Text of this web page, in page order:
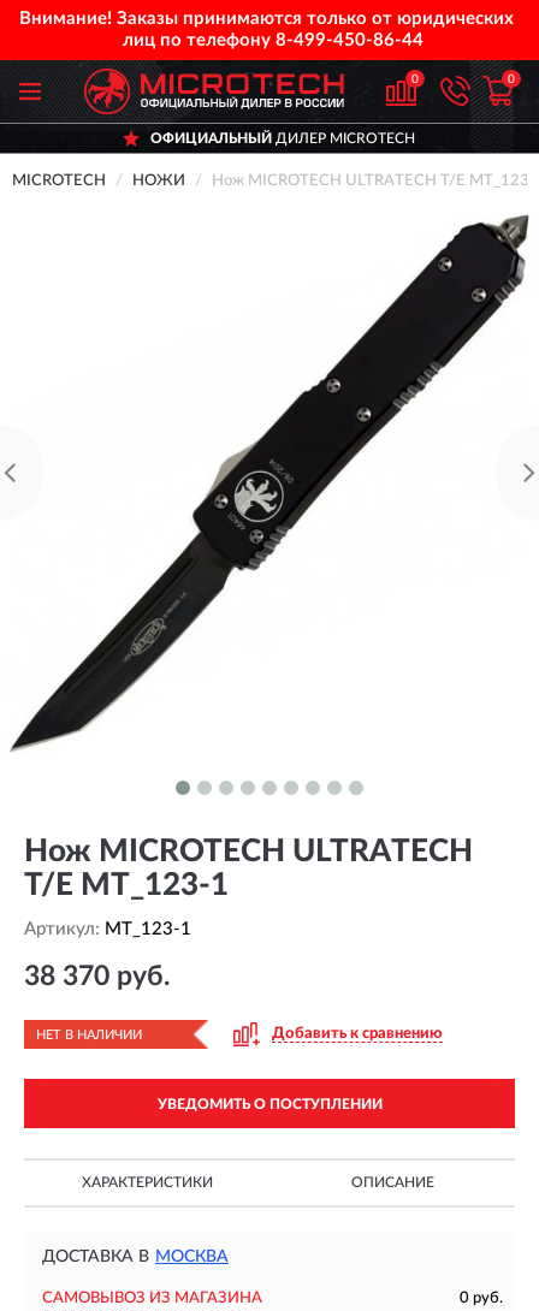
Внимание! Заказы принимаются только от юридических
лиц по телефону 8-499-450-86-44
0 0
ОФИЦИАЛЬНЫЙДИЛЕР MICROTECH
MICROTECH НОЖИ Нож MICROTECH ULTRATECH T/E MT_123-
Нож MICROTECH ULTRATECH
T/E MT_123-1
Артикул: MT_123-1
38 370 руб.
НЕТ В НАЛИЧИИ Добавить к сравнению
УВЕДОМИТЬ О ПОСТУПЛЕНИИ
ХАРАКТЕРИСТИКИ ОПИСАНИЕ
ДОСТАВКА В МОСКВА
САМОВЫВОЗ ИЗ МАГАЗИНА
0 руб.